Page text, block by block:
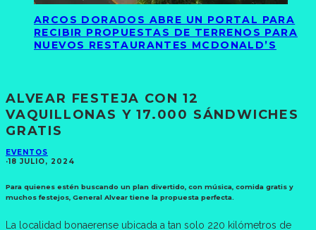
ARCOS DORADOS ABRE UN PORTAL PARA
RECIBIR PROPUESTAS DE TERRENOS PARA
NUEVOS RESTAURANTES MCDONALD’S
ALVEAR FESTEJA CON 12
VAQUILLONAS Y 17.000 SÁNDWICHES
GRATIS
EVENTOS
·18 JULIO, 2024
Para quienes estén buscando un plan divertido, con música, comida gratis y
muchos festejos, General Alvear tiene la propuesta perfecta.
La localidad bonaerense ubicada a tan solo 220 kilómetros de